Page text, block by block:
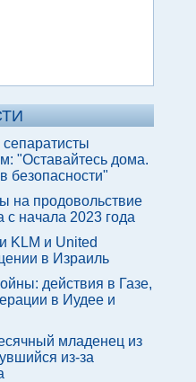
сепаратисты
"Оставайтесь дома.
безопасности"
на продовольствие
с начала 2023 года
KLM и United
в Израиль
действия в Газе,
в Иудее и
младенец из
из-за